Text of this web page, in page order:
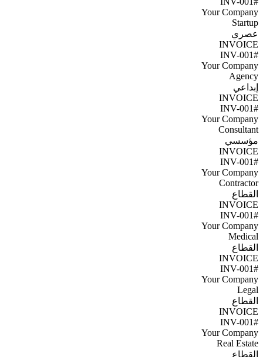
Your Company
Startup
عصري
INVOICE
#INV-001
Your Company
Agency
إبداعي
INVOICE
#INV-001
Your Company
Consultant
مؤسسي
INVOICE
#INV-001
Your Company
Contractor
القطاع
INVOICE
#INV-001
Your Company
Medical
القطاع
INVOICE
#INV-001
Your Company
Legal
القطاع
INVOICE
#INV-001
Your Company
Real Estate
القطاع